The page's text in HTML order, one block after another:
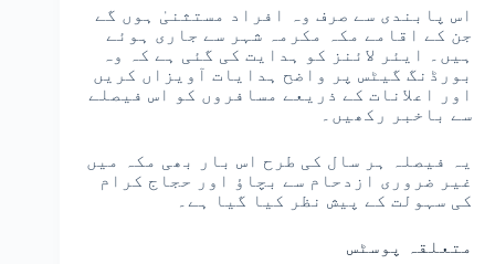
اس پابندی سے صرف وہ افراد مستثنیٰ ہوں گے
جن کے اقامے مکہ مکرمہ شہر سے جاری ہوئے
ہیں۔ ایئر لائنز کو ہدایت کی گئی ہے کہ وہ
بورڈنگ گیٹس پر واضح ہدایات آویزاں کریں
اور اعلانات کے ذریعے مسافروں کو اس فیصلے
سے باخبر رکھیں۔
یہ فیصلہ ہر سال کی طرح اس بار بھی مکہ میں
غیر ضروری ازدحام سے بچاؤ اور حجاج کرام
کی سہولت کے پیش نظر کیا گیا ہے۔
متعلقہ پوسٹس